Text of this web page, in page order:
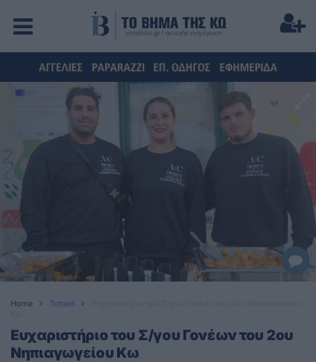
ΑΓΓΕΛΙΕΣ PAPARAZZI ΕΠ. ΟΔΗΓΟΣ ΕΦΗΜΕΡΙΔΑ
Home Τοπικά
Ευχαριστήριο του Σ/γου Γονέων του 2ου
Νηπιαγωγείου Κω